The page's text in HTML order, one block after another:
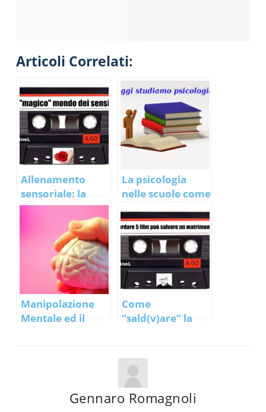
Articoli Correlati:
Allenamento
sensoriale: la
saggezza ad un
passo da te!
La psicologia
nelle scuole come
materia
fondamentale
Manipolazione
Mentale ed il
Come
“sald(v)are” la
Gennaro Romagnoli